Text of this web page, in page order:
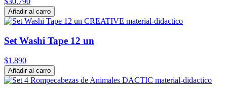
Añadir al carro
Set Washi Tape 12 un
$1.890
Añadir al carro